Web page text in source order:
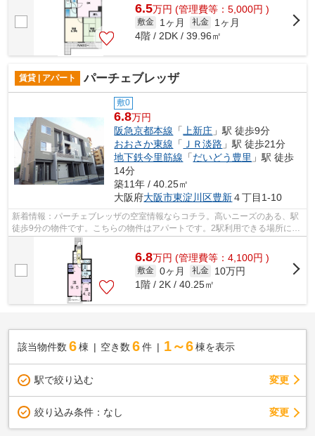
6.5万円 (管理費等：5,000円 )
敷金 1ヶ月 礼金
1ヶ月
4階 / 2DK / 39.96㎡
賃貸 | アパート パーチェブレッザ
敷0
6.8万円
阪急京都本線 「 上新庄 」駅 徒歩9分
おおさか東線 「 ＪＲ淡路 」駅 徒歩21分
地下鉄今里筋線 「だいどう豊里 」駅 徒歩
14分
築11年 / 40.25㎡
大阪府大阪市東淀川区豊新４丁目1-10
新着情報：パーチェブレッザの空室情報ならコチラ。高いニーズのある、駅
徒歩9分の物件です。こちらの物件はアパートです。2駅利用できる場所にあ
るので利便性が高いです。大阪市東淀...
6.8万円 (管理費等：4,100円 )
敷金 0ヶ月 礼金
10万円
1階 / 2K / 40.25㎡
該当物件数 6棟 空き数 6 件 1～6 棟を表示
駅で絞り込む 変更
絞り込み条件： なし 変更